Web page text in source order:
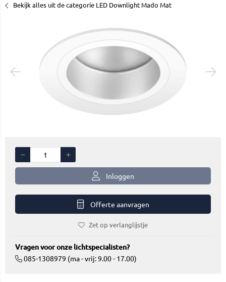
Bekijk alles uit de categorie LED Downlight Mado Mat
Inloggen
Offerte aanvragen
Zet op verlanglijstje
Vragen voor onze lichtspecialisten?
085-1308979 (ma - vrij: 9.00 - 17.00)